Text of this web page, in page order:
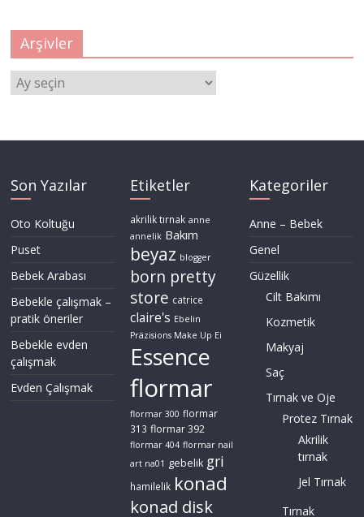
Arşivler
Arşivler
Son Yazılar
Oto Koltuğu
Puset
Bebek Arabası
Bebekle çalışmak –
pratik öneriler
Bebekle evden
çalışmak
Evden Çalışmak
Etiketler
akrilik tırnak anne
annelik Bakım
beyaz blogger
born pretty
store catrice
claire's Ebelin
Präzisions Make Up Ei
Essence
flormar
flormar 300 flormar
313 flormar 392
flormar 404 flormar nail
art na01 gebelik gri
hamilelik konad
konad disk
Kategoriler
Anne – Bebek
Genel
Güzellik
Cilt Bakımı
Kozmetik
Makyaj
Saç
Tırnak ve Oje
Protez Tırnak
Akrilik
tırnak
Jel Tırnak
Tırnak